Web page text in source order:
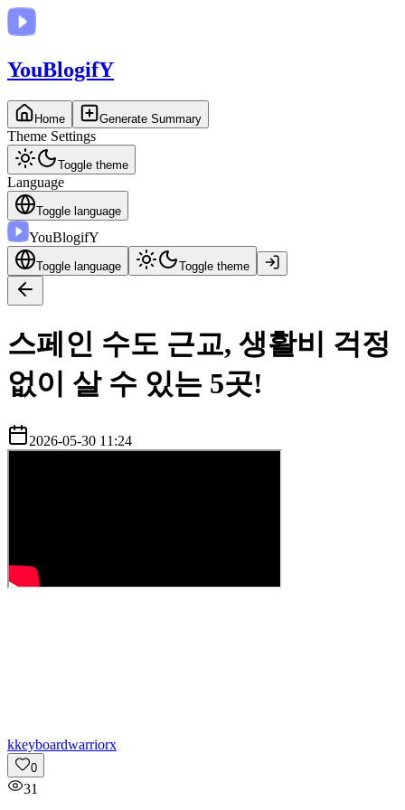
YouBlogifY
Home Generate Summary
Theme Settings
Toggle theme
Language
Toggle language
YouBlogifY
Toggle language Toggle theme
스페인 수도 근교, 생활비 걱정
없이 살 수 있는 5곳!
2026-05-30 11:24
kkeyboardwarriorx
0
31